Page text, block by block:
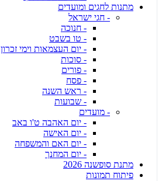
מתנות לחגים ומועדים
- חגי ישראל
- חנוכה
- טו בשבט
- יום העצמאות וימי זכרון
- סוכות
- פורים
- פסח
- ראש השנה
- שבועות
- מועדים
- יום האהבה ט'ו באב
- יום האישה
- יום האם והמשפחה
- יום המחנך
מתנת סופשנה 2026
פיתוח תמונות